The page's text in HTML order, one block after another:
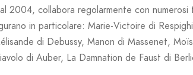
2004, collabora regolarmente con
in particolare: Marie-Victoire di
di Debussy, Manon di Massenet,
di Auber, La Damnation de Faust di